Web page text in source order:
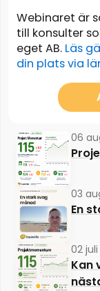
Webinaret är
till konsulter
eget AB. Läs
din plats via
06
03
En
02
Kan